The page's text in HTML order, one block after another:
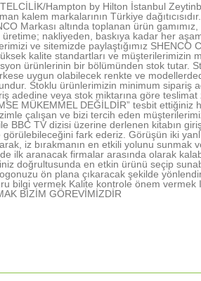
Hampton by Hilton İstanbul
kalem markalarının Türkiye
Markası altında toplanan ürün
nakliyeden, baskıya kadar her
ve sitemizde paylaştığımız
kalite standartları ve
ürünlerinin bir bölümünden stok tutar.
uygun olabilecek renkte ve
Stoklu ürünlerimizin minimum
adedine veya stok miktarına göre
MÜKEMMEL DEĞİLDİR” tesbit
çalışan ve bizi tercih eden
ile BBC TV dizisi üzerine derlenen kitabın
fark ederiz. Görüşün iki
iz bırakmanın en etkili yolunu sunmak
ilk aranacak firmalar arasında olarak
doğrultusunda en etkin ürünü seçip
ön plana çıkaracak şekilde
bilgi vermek Kalite kontrole önem
BİZİM GÖREVİMİZDİR